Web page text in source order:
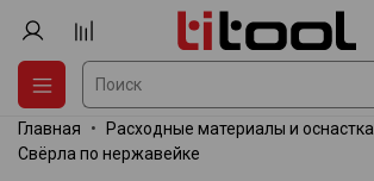
Главная Расходные материалы и оснастка
Свёрла по нержавейке